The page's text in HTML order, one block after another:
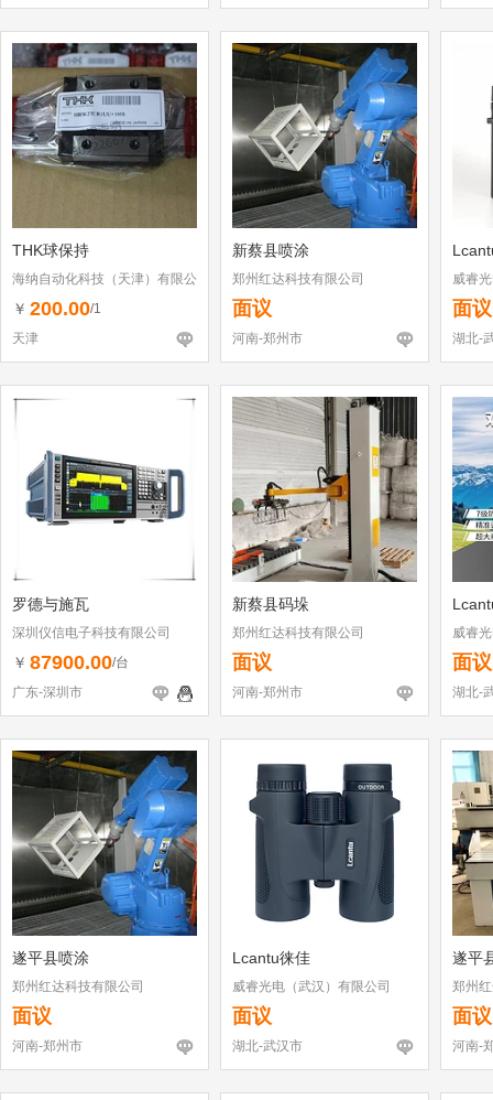
THK球保持
海纳自动化科技（天津）有限公
司
￥ 200.00/1
天津
新蔡县喷涂
郑州红达科技有限公司
面议
河南-郑州市
威睿
面议
湖北-
罗德与施瓦
深圳仪信电子科技有限公司
￥ 87900.00/台
广东-深圳市
新蔡县码垛
郑州红达科技有限公司
面议
河南-郑州市
威睿
面议
湖北-
遂平县喷涂
郑州红达科技有限公司
面议
河南-郑州市
Lcantu徕佳
威睿光电（武汉）有限公司
面议
湖北-武汉市
遂平
郑州
面议
河南-